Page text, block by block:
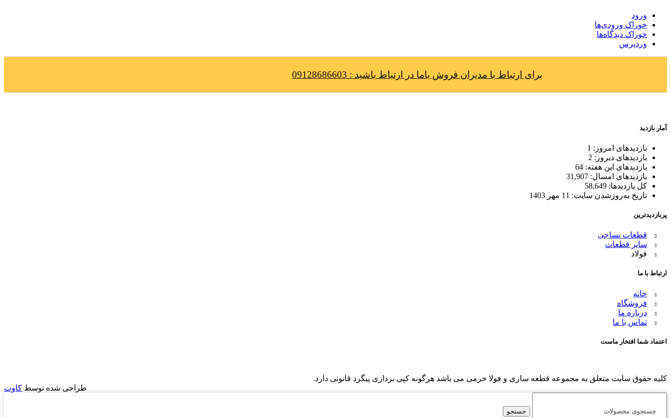
ورود
خوراک ورودی‌ها
خوراک دیدگاه‌ها
وردپرس
برای ارتباط با مدیران فروش باما در ارتباط باشید : 09128686603
آمار بازدید
بازدیدهای امروز: 1
بازدیدهای دیروز: 2
بازدیدهای این هفته: 64
بازدیدهای امسال: 31,907
کل بازدیدها: 58,649
تاریخ به‌روزشدن سایت: 11 مهر 1403
پربازدیدترین
قطعات نساجی
سایر قطعات
فولاد
ارتباط با ما
خانه
فروشگاه
درباره ما
تماس با ما
اعتماد شما افتخار ماست
کلیه حقوق سایت متعلق به مجموعه قطعه سازی و فولا خرمی می باشد هرگونه کپی برداری پیگرد قانونی دارد.
طراحی شده توسط کاوت
جستجو